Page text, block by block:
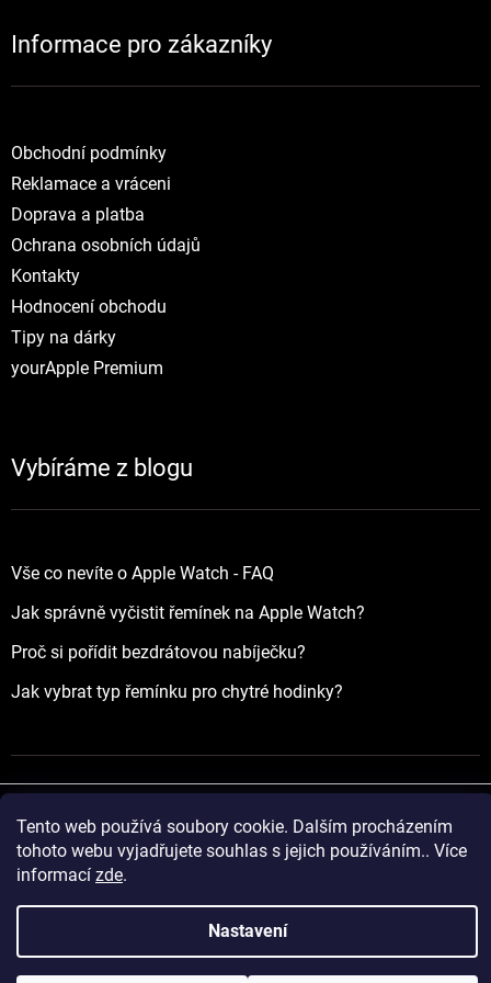
Tento web používá soubory cookie. Dalším procházením
tohoto webu vyjadřujete souhlas s jejich používáním.. Více
informací zde.
Nastavení
NOVINKY
Informace pro zákazníky
Obchodní podmínky
Reklamace a vráceni
Doprava a platba
Ochrana osobních údajů
Kontakty
Hodnocení obchodu
Tipy na dárky
yourApple Premium
Vybíráme z blogu
Vše co nevíte o Apple Watch - FAQ
Jak správně vyčistit řemínek na Apple Watch?
Proč si pořídit bezdrátovou nabíječku?
Jak vybrat typ řemínku pro chytré hodinky?
Vytvořil Shoptet
Copyright 2026yourApple.cz. Všechna práva vyhrazena.